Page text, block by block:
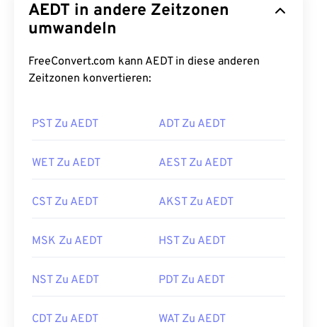
AEDT in andere Zeitzonen
umwandeln
FreeConvert.com kann AEDT in diese anderen
Zeitzonen konvertieren:
PST Zu AEDT ADT Zu AEDT
WET Zu AEDT AEST Zu AEDT
CST Zu AEDT AKST Zu AEDT
MSK Zu AEDT HST Zu AEDT
NST Zu AEDT PDT Zu AEDT
CDT Zu AEDT WAT Zu AEDT